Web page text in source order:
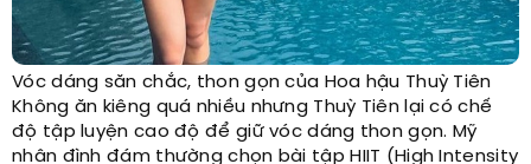
Vóc dáng săn chắc, thon gọn của Hoa hậu Thuỳ Tiên
Không ăn kiêng quá nhiều nhưng Thuỳ Tiên lại có chế
độ tập luyện cao độ để giữ vóc dáng thon gọn. Mỹ
nhân đình đám thường chọn bài tập HIIT (High Intensity